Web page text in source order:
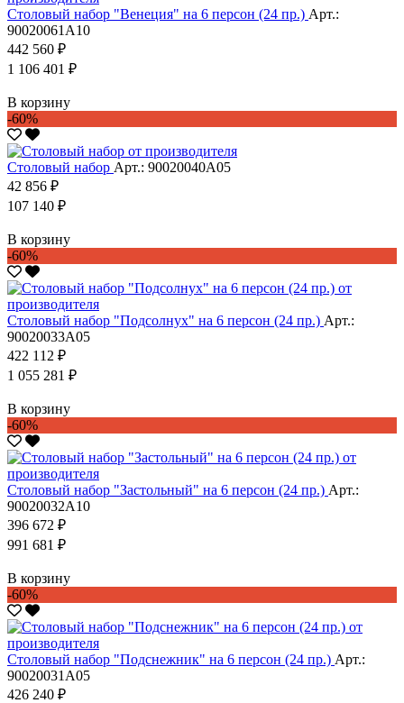
Столовый набор "Венеция" на 6 персон (24 пр.) Арт.:
90020061А10
442 560 ₽
1 106 401 ₽
В корзину
-60%
Столовый набор Арт.: 90020040А05
42 856 ₽
107 140 ₽
В корзину
-60%
Столовый набор "Подсолнух" на 6 персон (24 пр.) Арт.:
90020033А05
422 112 ₽
1 055 281 ₽
В корзину
-60%
Столовый набор "Застольный" на 6 персон (24 пр.) Арт.:
90020032А10
396 672 ₽
991 681 ₽
В корзину
-60%
Столовый набор "Подснежник" на 6 персон (24 пр.) Арт.:
90020031А05
426 240 ₽